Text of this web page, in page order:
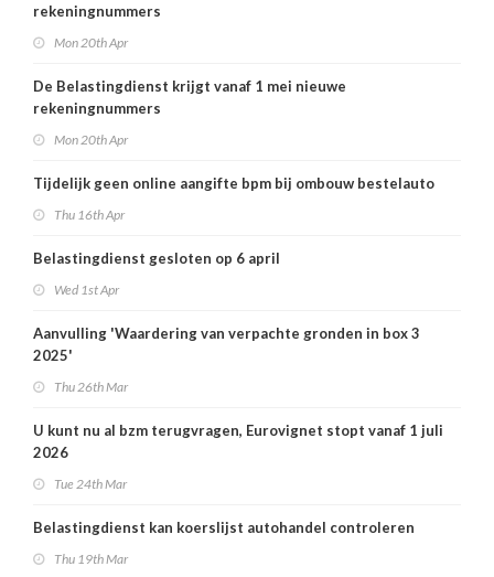
rekeningnummers
Mon 20th Apr
De Belastingdienst krijgt vanaf 1 mei nieuwe
rekeningnummers
Mon 20th Apr
Tijdelijk geen online aangifte bpm bij ombouw bestelauto
Thu 16th Apr
Belastingdienst gesloten op 6 april
Wed 1st Apr
Aanvulling 'Waardering van verpachte gronden in box 3
2025'
Thu 26th Mar
U kunt nu al bzm terugvragen, Eurovignet stopt vanaf 1 juli
2026
Tue 24th Mar
Belastingdienst kan koerslijst autohandel controleren
Thu 19th Mar